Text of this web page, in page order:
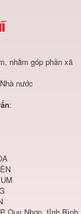
nhằm góp phần xã
nước
: